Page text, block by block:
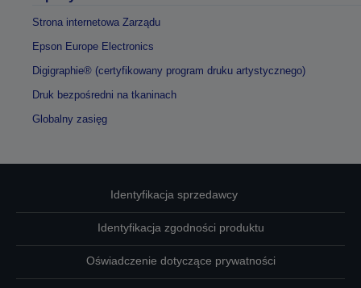
Strona internetowa Zarządu
Epson Europe Electronics
Digigraphie® (certyfikowany program druku artystycznego)
Druk bezpośredni na tkaninach
Globalny zasięg
Identyfikacja sprzedawcy
Identyfikacja zgodności produktu
Oświadczenie dotyczące prywatności